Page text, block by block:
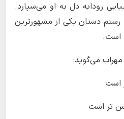
رودابه دل به او می‌سپارد.
رستم دستان یکی از مشهورترین
است.
مهراب می‌گوید:
است
تر است